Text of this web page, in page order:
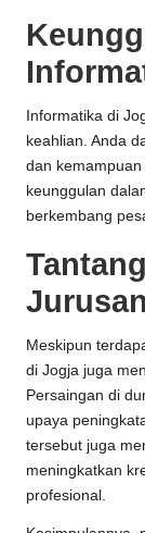
Informatika di
keahlian. Anda
dan
keunggulan
berkembang
Meskipun
di Jogja juga
Persaingan di
upaya
tersebut juga
meningkatkan
profesional.